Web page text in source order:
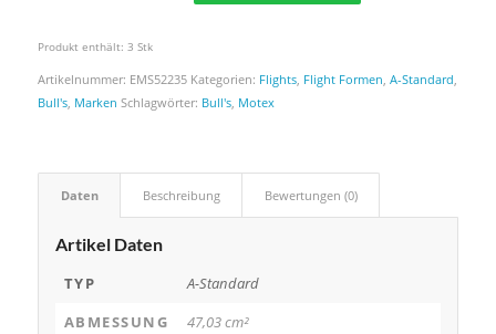
Produkt enthält: 3 Stk
Artikelnummer: EMS52235 Kategorien: Flights, Flight Formen, A-Standard,
Bull's, Marken Schlagwörter: Bull's, Motex
Daten Beschreibung Bewertungen (0)
Artikel Daten
TYP
A-Standard
ABMESSUNG
47,03 cm²